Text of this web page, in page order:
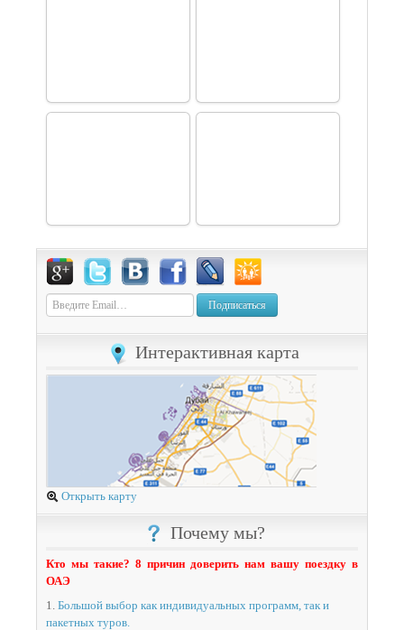
Подписаться
Интерактивная карта
Открыть карту
Почему мы?
Кто мы такие? 8 причин доверить нам вашу поездку в
ОАЭ
1. Большой выбор как индивидуальных программ, так и
пакетных туров.